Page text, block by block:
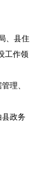
、县住
工作领
理、
政务